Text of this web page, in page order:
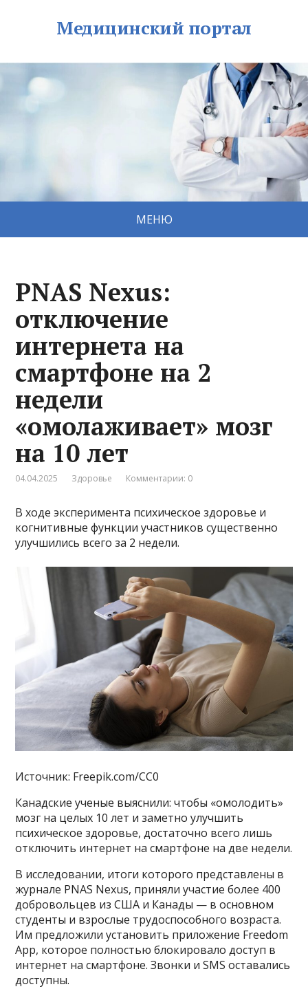
Медицинский портал
МЕНЮ
PNAS Nexus:
отключение
интернета на
смартфоне на 2
недели
«омолаживает» мозг
на 10 лет
04.04.2025 Здоровье Комментарии: 0
В ходе эксперимента психическое здоровье и
когнитивные функции участников существенно
улучшились всего за 2 недели.
Источник: Freepik.com/CC0
Канадские ученые выяснили: чтобы «омолодить»
мозг на целых 10 лет и заметно улучшить
психическое здоровье, достаточно всего лишь
отключить интернет на смартфоне на две недели.
В исследовании, итоги которого представлены в
журнале PNAS Nexus, приняли участие более 400
добровольцев из США и Канады — в основном
студенты и взрослые трудоспособного возраста.
Им предложили установить приложение Freedom
App, которое полностью блокировало доступ в
интернет на смартфоне. Звонки и SMS оставались
доступны.